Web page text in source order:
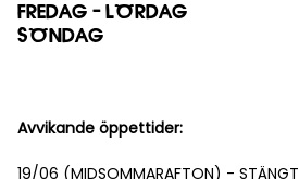
Avvikande öppettider:
19/06 (MIDSOMMARAFTON) - STÄNGT
FREDAG - LÖRDAG
SÖNDAG